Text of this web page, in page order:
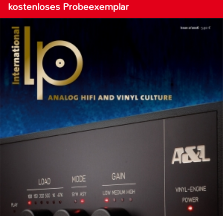
kostenloses Probeexemplar